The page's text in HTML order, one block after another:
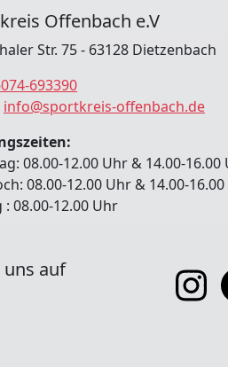
Offenbach e.V
Str. 75 - 63128 Dietzenbach
693390
info@sportkreis-offenbach.de
08.00-12.00 Uhr & 14.00-16.00
08.00-12.00 Uhr & 14.00-
: 08.00-12.00 Uhr
uns auf